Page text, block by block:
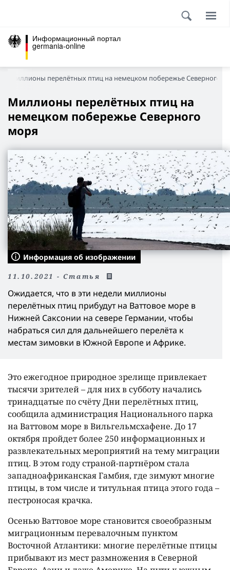
Информационный портал
germania-online
Миллионы перелётных птиц на немецком побережье Северного
Миллионы перелётных птиц на
немецком побережье Северного
моря
Информация об изображении
11.10.2021 - Статья
Ожидается, что в эти недели миллионы
перелётных птиц прибудут на Ваттовое море в
Нижней Саксонии на севере Германии, чтобы
набраться сил для дальнейшего перелёта к
местам зимовки в Южной Европе и Африке.
Это ежегодное природное зрелище привлекает
тысячи зрителей – для них в субботу начались
тринадцатые по счёту Дни перелётных птиц,
сообщила администрация Национального парка
на Ваттовом море в Вильгельмсхафене. До 17
октября пройдет более 250 информационных и
развлекательных мероприятий на тему миграции
птиц. В этом году страной-партнёром стала
западноафриканская Гамбия, где зимуют многие
птицы, в том числе и титульная птица этого года –
пестроносая крачка.
Осенью Ваттовое море становится своеобразным
миграционным перевалочным пунктом
Восточной Атлантики: многие перелётные птицы
прибывают из мест размножения в Северной